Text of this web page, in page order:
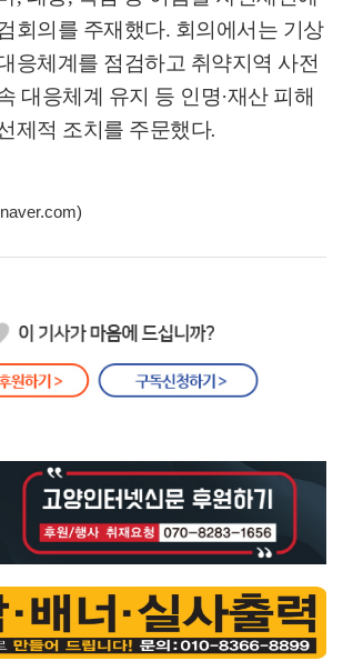
회의를 주재했다. 회의에서는 기상
응체계를 점검하고 취약지역 사전
대응체계 유지 등 인명·재산 피해
제적 조치를 주문했다.